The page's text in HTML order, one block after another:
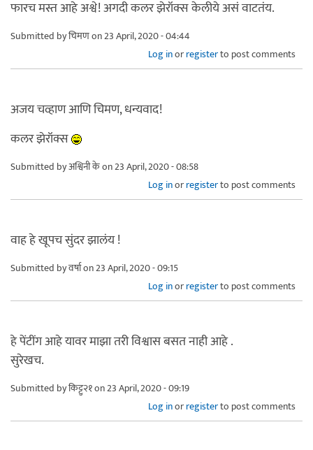
फारच मस्त आहे अश्वे! अगदी कलर झेरॉक्स केलीये असं वाटतंय.
Submitted byचिमणon 23 April, 2020 - 04:44
Log inorregisterto post comments
अजय चव्हाण आणि चिमण, धन्यवाद!
कलर झेरॉक्स
Submitted byअश्विनी केon 23 April, 2020 - 08:58
Log inorregisterto post comments
वाह हे खूपच सुंदर झालंय !
Submitted byवर्षाon 23 April, 2020 - 09:15
Log inorregisterto post comments
हे पेंटींग आहे यावर माझा तरी विश्वास बसत नाही आहे .
सुरेखच.
Submitted byकिट्टु२१on 23 April, 2020 - 09:19
Log inorregisterto post comments